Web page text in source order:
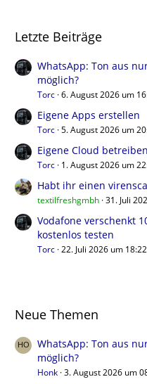
Letzte Beiträge
WhatsApp: Ton aus
möglich?
Torc 6. August 2026 um
Eigene Apps erstellen
Torc 5. August 2026 um
Eigene Cloud betreiben
Torc 1. August 2026 um
Habt ihr einen
textilfreshgmbh 31. Juli
Vodafone verschenkt
kostenlos testen
Torc 22. Juli 2026 um 18:22
Neue Themen
WhatsApp: Ton aus
möglich?
Honk 3. August 2026 um